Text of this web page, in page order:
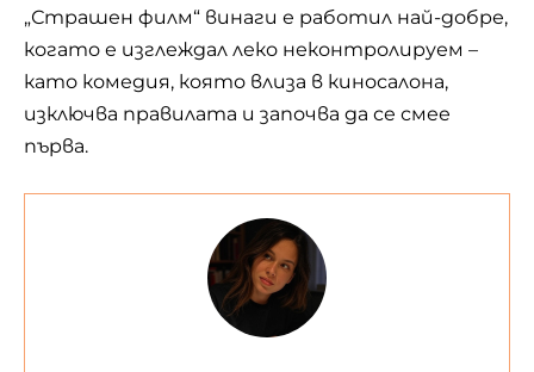
„Страшен филм“ винаги е работил най-добре,
когато е изглеждал леко неконтролируем –
като комедия, която влиза в киносалона,
изключва правилата и започва да се смее
първа.